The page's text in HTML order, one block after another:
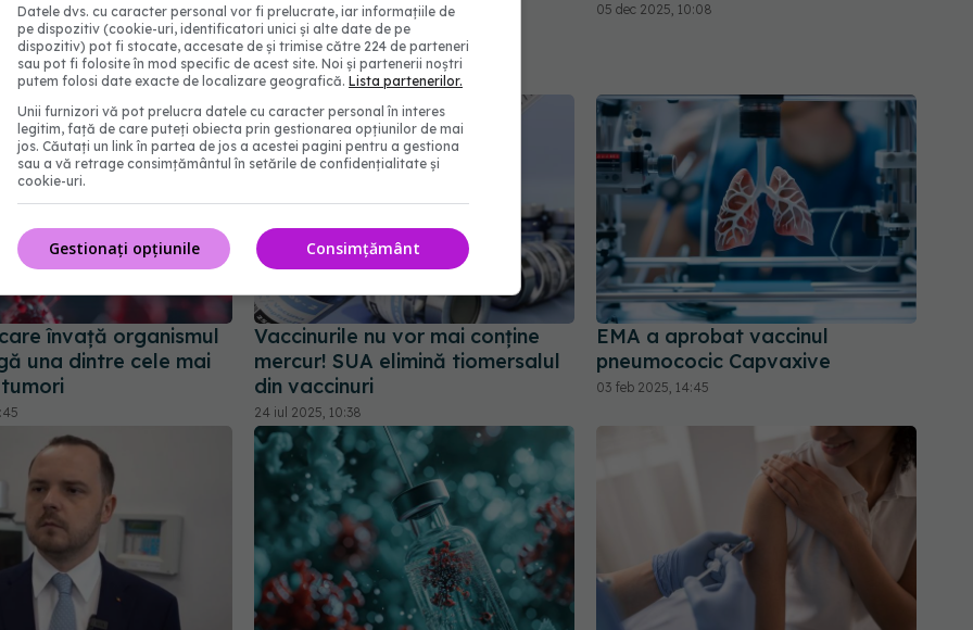
05 dec 2025, 10:08
învață organismul
una dintre cele mai
Vaccinurile nu vor mai conține
mercur! SUA elimină tiomersalul
din vaccinuri
24 iul 2025, 10:38
EMA a aprobat vaccinul
pneumococic Capvaxive
03 feb 2025, 14:45
Datele dvs. cu caracter personal vor fi prelucrate, iar informațiile de
pe dispozitiv (cookie-uri, identificatori unici și alte date de pe
dispozitiv) pot fi stocate, accesate de și trimise către 224 de parteneri
sau pot fi folosite în mod specific de acest site. Noi și partenerii noștri
putem folosi date exacte de localizare geografică. Lista partenerilor.
Unii furnizori vă pot prelucra datele cu caracter personal în interes
legitim, față de care puteți obiecta prin gestionarea opțiunilor de mai
jos. Căutați un link în partea de jos a acestei pagini pentru a gestiona
sau a vă retrage consimțământul în setările de confidențialitate și
cookie-uri.
Consimțământ
Gestionați opțiunile